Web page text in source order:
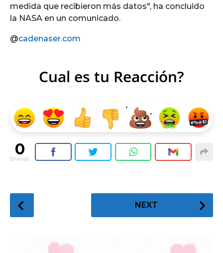
medida que recibieron más datos", ha concluido
la NASA en un comunicado.
@cadenaser.com
Cual es tu Reacción?
0
Shares
o
NEXT